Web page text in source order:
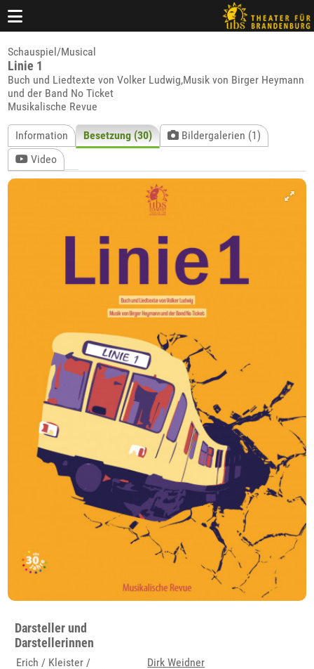
Schauspiel/Musical
Linie 1
Buch und Liedtexte von Volker Ludwig,Musik von Birger Heymann
und der Band No Ticket
Musikalische Revue
Information Besetzung (30)
Bildergalerien (1)
Video
Darsteller und
Darstellerinnen
Erich / Kleister /
Dirk Weidner